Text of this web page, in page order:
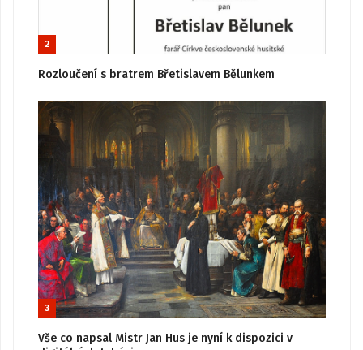
2
Rozloučení s bratrem Břetislavem Bělunkem
3
Vše co napsal Mistr Jan Hus je nyní k dispozici v